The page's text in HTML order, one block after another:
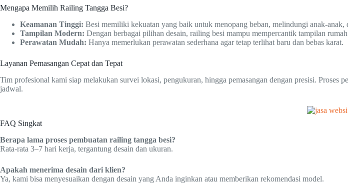
Mengapa Memilih Railing Tangga Besi?
Keamanan Tinggi: Besi memiliki kekuatan yang baik untuk menopang beban, melindungi anak-anak,
Tampilan Modern: Dengan berbagai pilihan desain, railing besi mampu mempercantik tampilan
Perawatan Mudah: Hanya memerlukan perawatan sederhana agar tetap terlihat baru dan bebas karat.
Layanan Pemasangan Cepat dan Tepat
Tim profesional kami siap melakukan survei lokasi, pengukuran, hingga pemasangan dengan presisi.
jadwal.
FAQ Singkat
Berapa lama proses pembuatan railing tangga besi?
Rata-rata 3–7 hari kerja, tergantung desain dan ukuran.
Apakah menerima desain dari klien?
Ya, kami bisa menyesuaikan dengan desain yang Anda inginkan atau memberikan rekomendasi model.